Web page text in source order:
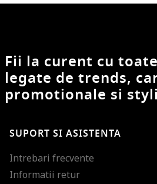
Fii la curent cu
legate de trends,
promotionale si
SUPORT SI ASISTENTA
Intrebari frecvente
Informatii retur